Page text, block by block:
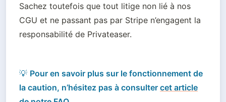
Sachez toutefois que tout litige non lié à nos
CGU et ne passant pas par Stripe n’engagent la
responsabilité de Privateaser.
💡 Pour en savoir plus sur le fonctionnement de
la caution, n’hésitez pas à consulter cet article